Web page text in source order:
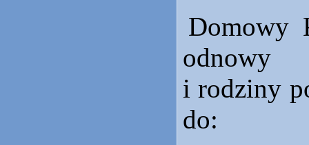
Domowy
odnowy
i rodziny
do: